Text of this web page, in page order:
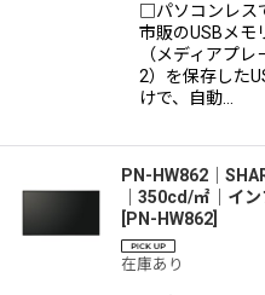
□パソコンレス
市販のUSBメモ
（メディアプ
2）を保存した
けで、自動…
PN-
｜350cd/㎡｜イ
PN-HW862
在庫あり